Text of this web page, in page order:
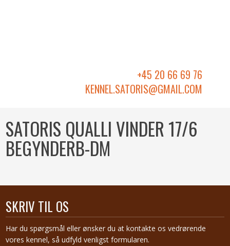
+45 20 66 69 76
KENNEL.SATORIS@GMAIL.COM​
SATORIS QUALLI VINDER 17/6
BEGYNDERB-DM
SKRIV TIL OS
Har du spørgsmål eller ønsker du at kontakte os vedrørende
vores kennel, så udfyld venligst formularen.